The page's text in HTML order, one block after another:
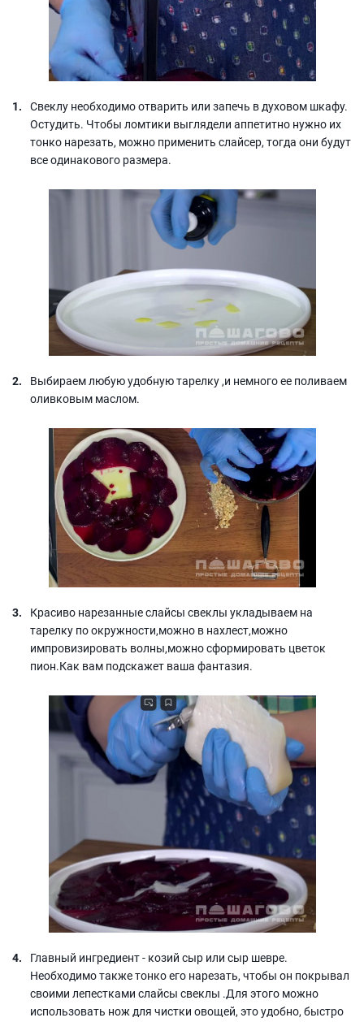
Свеклу необходимо отварить или запечь в духовом шкафу.
Остудить. Чтобы ломтики выглядели аппетитно нужно их
тонко нарезать, можно применить слайсер, тогда они будут
все одинакового размера.
Выбираем любую удобную тарелку ,и немного ее поливаем
оливковым маслом.
Красиво нарезанные слайсы свеклы укладываем на
тарелку по окружности,можно в нахлест,можно
импровизировать волны,можно сформировать цветок
пион.Как вам подскажет ваша фантазия.
Главный ингредиент - козий сыр или сыр шевре.
Необходимо также тонко его нарезать, чтобы он покрывал
своими лепестками слайсы свеклы .Для этого можно
использовать нож для чистки овощей, это удобно, быстро